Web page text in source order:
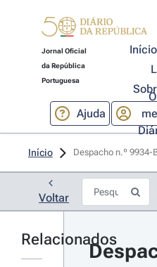
Jornal Oficial
da República
Portuguesa
Início
Ajuda
O
Início Despacho n.º 9934-
Voltar
Relacionados